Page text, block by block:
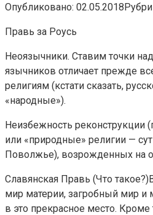
Опубликовано: 02.05.2018
Правь за Роусь
Неоязычники. Ставим точки
язычников отличает прежде
религиям (кстати сказать,
«народные»).
Неизбежность реконструкции
или «природные» религии —
Поволжье), возрожденных на
Славянская Правь (Что
мир материи, загробный мир и
в это прекрасное место.